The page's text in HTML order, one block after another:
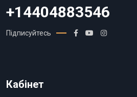
+14404883546
Підписуйтесь
Кабінет